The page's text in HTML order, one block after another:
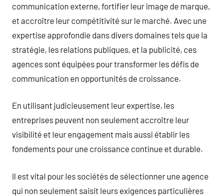
communication externe, fortifier leur image de marque,
et accroître leur compétitivité sur le marché. Avec une
expertise approfondie dans divers domaines tels que la
stratégie, les relations publiques, et la publicité, ces
agences sont équipées pour transformer les défis de
communication en opportunités de croissance.
En utilisant judicieusement leur expertise, les
entreprises peuvent non seulement accroître leur
visibilité et leur engagement mais aussi établir les
fondements pour une croissance continue et durable.
Il est vital pour les sociétés de sélectionner une agence
qui non seulement saisit leurs exigences particulières